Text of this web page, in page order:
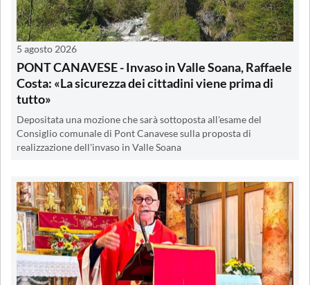
5 agosto 2026
PONT CANAVESE - Invaso in Valle Soana, Raffaele
Costa: «La sicurezza dei cittadini viene prima di
tutto»
Depositata una mozione che sarà sottoposta all'esame del
Consiglio comunale di Pont Canavese sulla proposta di
realizzazione dell'invaso in Valle Soana